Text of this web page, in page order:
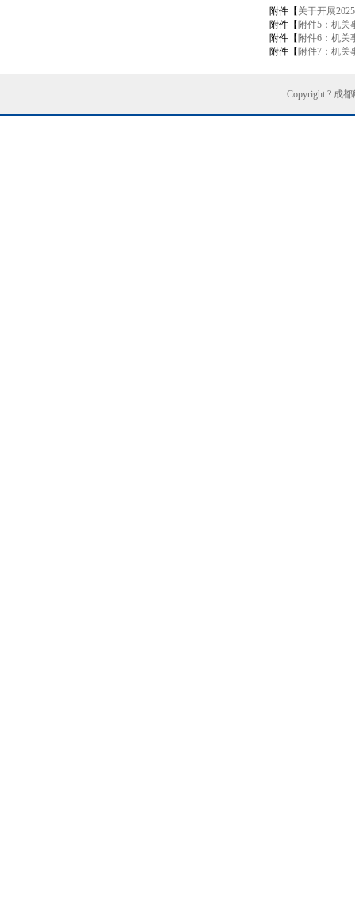
附件【 关于开展
附件【 附件5：机关
附件【 附件6：机关
附件【 附件7：机关
Copyright ? 成